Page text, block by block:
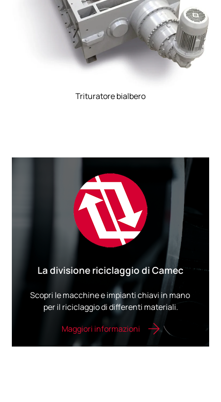
Trituratore bialbero
La divisione riciclaggio di Camec
Scopri le macchine​ ​e​ ​impianti​ ​chiavi​ ​in​ ​mano​ ​
per​ ​il riciclaggio​ ​di​ ​differenti​ ​materiali.
Maggiori informazioni